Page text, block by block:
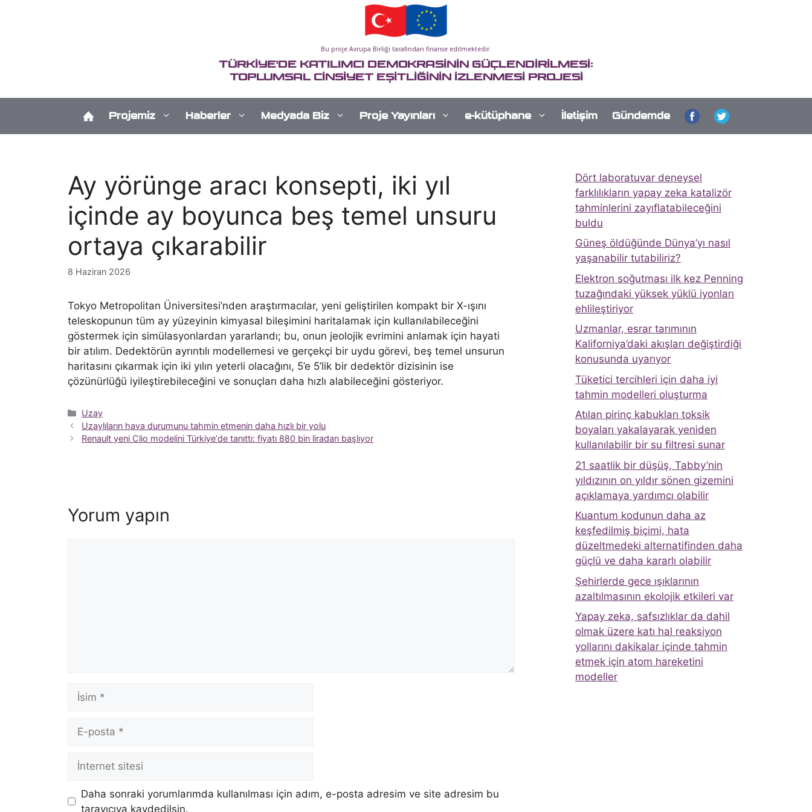
Bu proje Avrupa Birliği tarafından finanse edilmektedir.
TÜRKİYE'DE KATILIMCI DEMOKRASİNİN GÜÇLENDİRİLMESİ:
TOPLUMSAL CİNSİYET EŞİTLİĞİNİN İZLENMESİ PROJESİ
Projemiz Haberler Medyada Biz Proje Yayınları e-kütüphane İletişim Gündemde
Ay yörünge aracı konsepti, iki yıl
içinde ay boyunca beş temel unsuru
ortaya çıkarabilir
8 Haziran 2026
Tokyo Metropolitan Üniversitesi’nden araştırmacılar, yeni geliştirilen kompakt bir X-ışını
teleskopunun tüm ay yüzeyinin kimyasal bileşimini haritalamak için kullanılabileceğini
göstermek için simülasyonlardan yararlandı; bu, onun jeolojik evrimini anlamak için hayati
bir atılım. Dedektörün ayrıntılı modellemesi ve gerçekçi bir uydu görevi, beş temel unsurun
haritasını çıkarmak için iki yılın yeterli olacağını, 5’e 5’lik bir dedektör dizisinin ise
çözünürlüğü iyileştirebileceğini ve sonuçları daha hızlı alabileceğini gösteriyor.
Kategoriler
Uzay
Uzaylıların hava durumunu tahmin etmenin daha hızlı bir yolu
Renault yeni Clio modelini Türkiyeʼde tanıttı: fiyatı 880 bin liradan başlıyor
Yorum yapın
İsim
posta
İnternet
sitesi
Daha sonraki yorumlarımda kullanılması için adım, e-posta adresim ve site adresim bu
tarayıcıya kaydedilsin.
Dört laboratuvar deneysel
farklılıkların yapay zeka katalizör
tahminlerini zayıflatabileceğini
buldu
Güneş öldüğünde Dünya’yı nasıl
yaşanabilir tutabiliriz?
Elektron soğutması ilk kez Penning
tuzağındaki yüksek yüklü iyonları
ehlileştiriyor
Uzmanlar, esrar tarımının
Kaliforniya’daki akışları değiştirdiği
konusunda uyarıyor
Tüketici tercihleri ​​için daha iyi
tahmin modelleri oluşturma
Atılan pirinç kabukları toksik
boyaları yakalayarak yeniden
kullanılabilir bir su filtresi sunar
21 saatlik bir düşüş, Tabby’nin
yıldızının on yıldır sönen gizemini
açıklamaya yardımcı olabilir
Kuantum kodunun daha az
keşfedilmiş biçimi, hata
düzeltmedeki alternatifinden daha
güçlü ve daha kararlı olabilir
Şehirlerde gece ışıklarının
azaltılmasının ekolojik etkileri var
Yapay zeka, safsızlıklar da dahil
olmak üzere katı hal reaksiyon
yollarını dakikalar içinde tahmin
etmek için atom hareketini
modeller